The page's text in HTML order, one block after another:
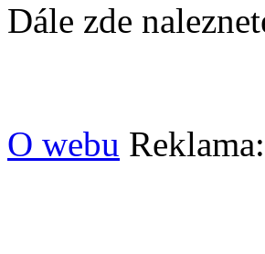
Dále zde
O webu Reklama: